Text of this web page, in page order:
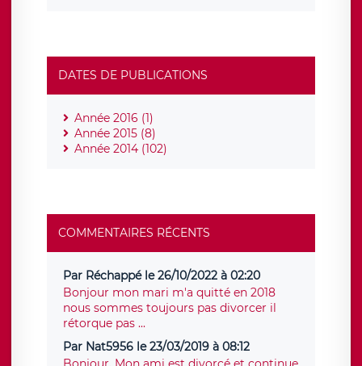
DATES DE PUBLICATIONS
Année 2016 (1)
Année 2015 (8)
Année 2014 (102)
COMMENTAIRES RÉCENTS
Par Réchappé le 26/10/2022 à 02:20
Bonjour mon mari m'a quitté en 2018
nous sommes toujours pas divorcer il
rétorque pas ...
Par Nat5956 le 23/03/2019 à 08:12